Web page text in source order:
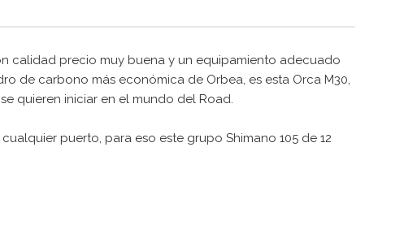
calidad precio muy buena y un equipamiento adecuado
de carbono más económica de Orbea, es esta Orca M30,
quieren iniciar en el mundo del Road.
puerto, para eso este grupo Shimano 105 de 12